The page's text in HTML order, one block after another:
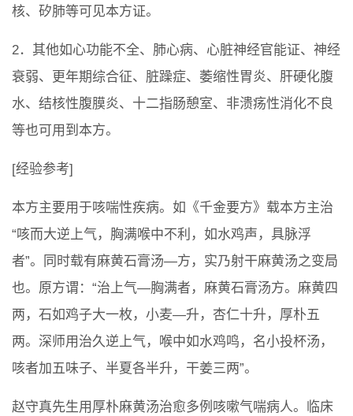
核、矽肺等可见本方证。
2．其他如心功能不全、肺心病、心脏神经官能证、神经
衰弱、更年期综合征、脏躁症、萎缩性胃炎、肝硬化腹
水、结核性腹膜炎、十二指肠憩室、非溃疡性消化不良
等也可用到本方。
[经验参考]
本方主要用于咳喘性疾病。如《千金要方》载本方主治
“咳而大逆上气，胸满喉中不利，如水鸡声，具脉浮
者”。同时载有麻黄石膏汤—方，实乃射干麻黄汤之变局
也。原方谓：“治上气—胸满者，麻黄石膏汤方。麻黄四
两，石如鸡子大一枚，小麦—升，杏仁十升，厚朴五
两。深师用治久逆上气，喉中如水鸡鸣，名小投杯汤，
咳者加五味子、半夏各半升，干姜三两”。
赵守真先生用厚朴麻黄汤治愈多例咳嗽气喘病人。临床